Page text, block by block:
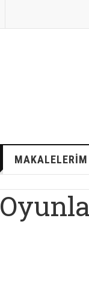
MAKALELERIM